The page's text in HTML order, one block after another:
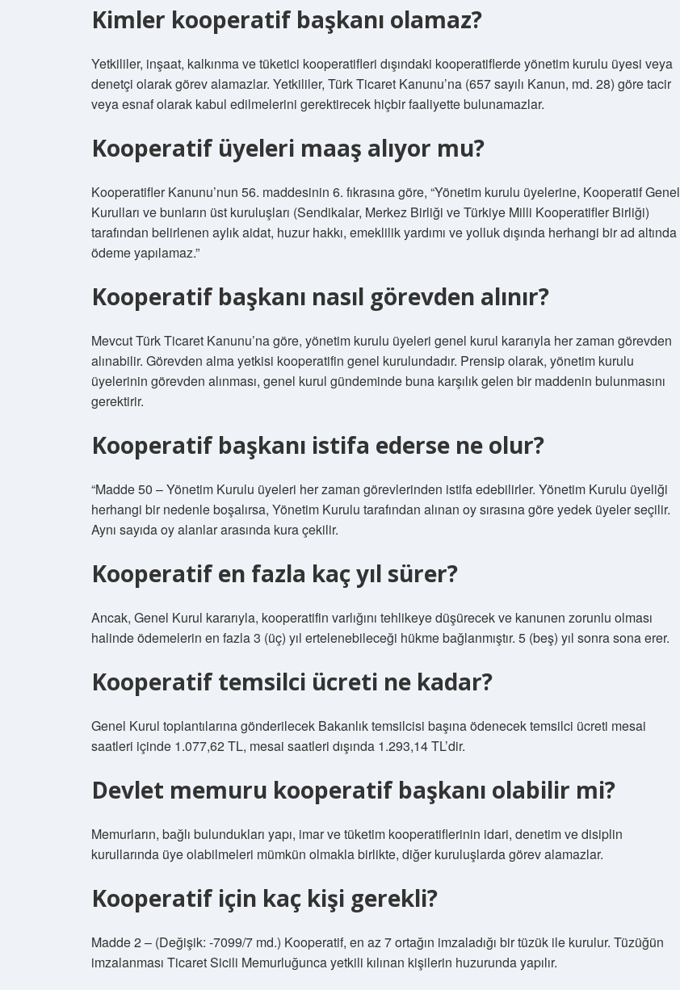
Kimler kooperatif başkanı olamaz?
Yetkililer, inşaat, kalkınma ve tüketici kooperatifleri dışındaki kooperatiflerde yönetim kurulu üyesi veya
denetçi olarak görev alamazlar. Yetkililer, Türk Ticaret Kanunu’na (657 sayılı Kanun, md. 28) göre tacir
veya esnaf olarak kabul edilmelerini gerektirecek hiçbir faaliyette bulunamazlar.
Kooperatif üyeleri maaş alıyor mu?
Kooperatifler Kanunu’nun 56. maddesinin 6. fıkrasına göre, “Yönetim kurulu üyelerine, Kooperatif Genel
Kurulları ve bunların üst kuruluşları (Sendikalar, Merkez Birliği ve Türkiye Milli Kooperatifler Birliği)
tarafından belirlenen aylık aidat, huzur hakkı, emeklilik yardımı ve yolluk dışında herhangi bir ad altında
ödeme yapılamaz.”
Kooperatif başkanı nasıl görevden alınır?
Mevcut Türk Ticaret Kanunu’na göre, yönetim kurulu üyeleri genel kurul kararıyla her zaman görevden
alınabilir. Görevden alma yetkisi kooperatifin genel kurulundadır. Prensip olarak, yönetim kurulu
üyelerinin görevden alınması, genel kurul gündeminde buna karşılık gelen bir maddenin bulunmasını
gerektirir.
Kooperatif başkanı istifa ederse ne olur?
“Madde 50 – Yönetim Kurulu üyeleri her zaman görevlerinden istifa edebilirler. Yönetim Kurulu üyeliği
herhangi bir nedenle boşalırsa, Yönetim Kurulu tarafından alınan oy sırasına göre yedek üyeler seçilir.
Aynı sayıda oy alanlar arasında kura çekilir.
Kooperatif en fazla kaç yıl sürer?
Ancak, Genel Kurul kararıyla, kooperatifin varlığını tehlikeye düşürecek ve kanunen zorunlu olması
halinde ödemelerin en fazla 3 (üç) yıl ertelenebileceği hükme bağlanmıştır. 5 (beş) yıl sonra sona erer.
Kooperatif temsilci ücreti ne kadar?
Genel Kurul toplantılarına gönderilecek Bakanlık temsilcisi başına ödenecek temsilci ücreti mesai
saatleri içinde 1.077,62 TL, mesai saatleri dışında 1.293,14 TL’dir.
Devlet memuru kooperatif başkanı olabilir mi?
Memurların, bağlı bulundukları yapı, imar ve tüketim kooperatiflerinin idari, denetim ve disiplin
kurullarında üye olabilmeleri mümkün olmakla birlikte, diğer kuruluşlarda görev alamazlar.
Kooperatif için kaç kişi gerekli?
Madde 2 – (Değişik: -7099/7 md.) Kooperatif, en az 7 ortağın imzaladığı bir tüzük ile kurulur. Tüzüğün
imzalanması Ticaret Sicili Memurluğunca yetkili kılınan kişilerin huzurunda yapılır.